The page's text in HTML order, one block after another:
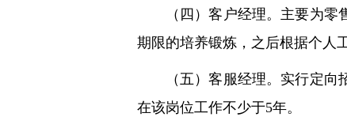
（四）客户经理。主要为
期限的培养锻炼，之后根据个人
（五）客服经理。实行定
在该岗位工作不少于5年。